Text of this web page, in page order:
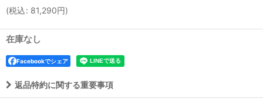
(税込: 81,290円)
在庫なし
Facebookでシェア
返品特約に関する重要事項